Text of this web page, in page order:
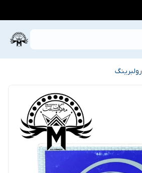
رولبرینگ